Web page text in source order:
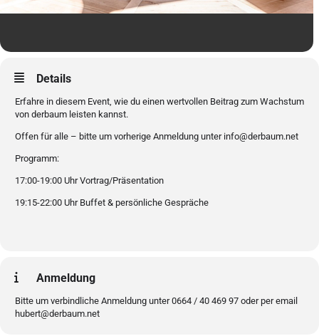
Details
Erfahre in diesem Event, wie du einen wertvollen Beitrag zum Wachstum
von derbaum leisten kannst.
Offen für alle – bitte um vorherige Anmeldung unter info@derbaum.net
Programm:
17:00-19:00 Uhr Vortrag/Präsentation
19:15-22:00 Uhr Buffet & persönliche Gespräche
Anmeldung
Bitte um verbindliche Anmeldung unter 0664 / 40 469 97 oder per email
hubert@derbaum.net